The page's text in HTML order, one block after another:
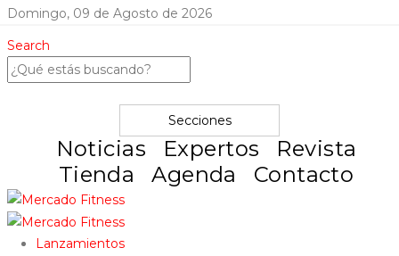
Domingo, 09 de Agosto de 2026
Search
Secciones
Noticias Expertos
Revista
Tienda
Agenda Contacto
Lanzamientos